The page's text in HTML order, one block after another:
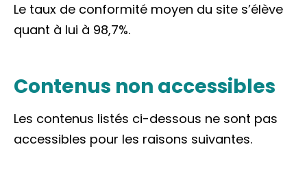
Le taux de conformité moyen du site s’élève
quant à lui à 98,7%.
Contenus non accessibles
Les contenus listés ci-dessous ne sont pas
accessibles pour les raisons suivantes.